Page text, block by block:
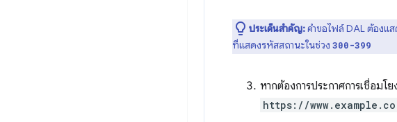
ประเด็นสำคัญ:คำขอไฟล์ DAL ต้องแ
ที่แสดงรหัสสถานะในช่วง 300-399
หากต้องการประกาศการเชื่อมโ
https://